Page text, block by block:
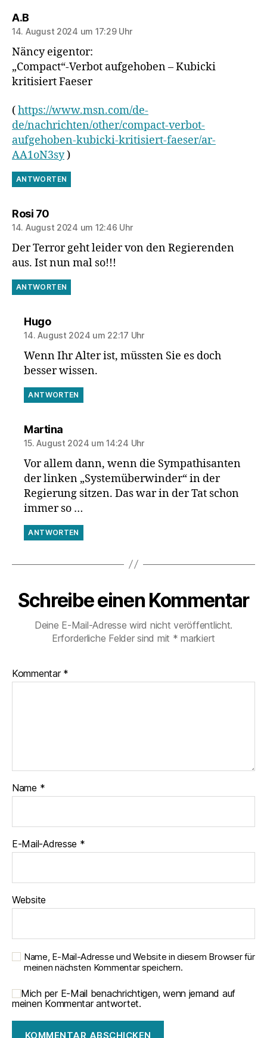
A.Bsagt:
14. August 2024 um 17:29 Uhr
Näncy eigentor:
„Compact“-Verbot aufgehoben – Kubicki
kritisiert Faeser
(https://www.msn.com/de-
de/nachrichten/other/compact-verbot-
aufgehoben-kubicki-kritisiert-faeser/ar-
AA1oN3sy)
ANTWORTEN
Rosi 70sagt:
14. August 2024 um 12:46 Uhr
Der Terror geht leider von den Regierenden
aus. Ist nun mal so!!!
ANTWORTEN
Hugosagt:
14. August 2024 um 22:17 Uhr
Wenn Ihr Alter ist, müssten Sie es doch
besser wissen.
ANTWORTEN
Martinasagt:
15. August 2024 um 14:24 Uhr
Vor allem dann, wenn die Sympathisanten
der linken „Systemüberwinder“ in der
Regierung sitzen. Das war in der Tat schon
immer so …
ANTWORTEN
Schreibe einen Kommentar
Deine E-Mail-Adresse wird nicht veröffentlicht.
Erforderliche Felder sind mit * markiert
Kommentar *
Name *
E-Mail-Adresse *
Website
Name, E-Mail-Adresse und Website in diesem Browser für
meinen nächsten Kommentar speichern.
Mich per E-Mail benachrichtigen, wenn jemand auf
meinen Kommentar antwortet.